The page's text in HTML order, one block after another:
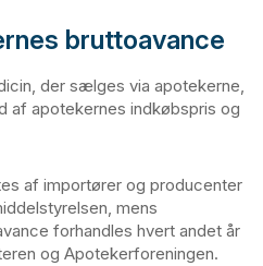
bruttoavance
der sælges via apotekerne,
af apotekernes indkøbspris og
af importører og producenter
mens
forhandles hvert andet år
og Apotekerforeningen.